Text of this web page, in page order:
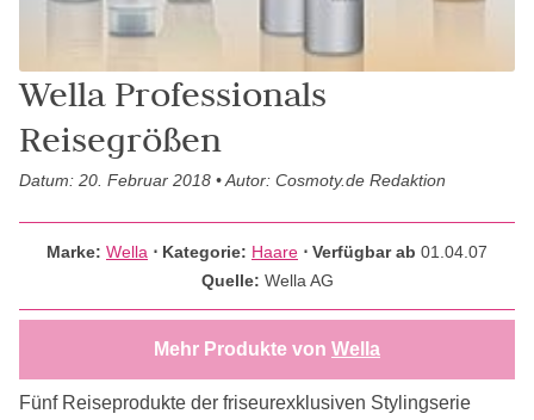
Wella Professionals
Reisegrößen
Datum: 20. Februar 2018 • Autor: Cosmoty.de Redaktion
Marke: Wella ⋅ Kategorie: Haare ⋅ Verfügbar ab 01.04.07
Quelle: Wella AG
Mehr Produkte von Wella
Fünf Reiseprodukte der friseurexklusiven Stylingserie